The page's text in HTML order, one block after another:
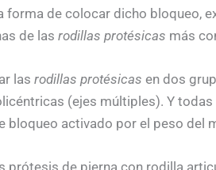
forma de colocar dicho bloqueo,
de las rodillas protésicas más
las rodillas protésicas en dos
(ejes múltiples). Y
bloqueo activado por el peso del
prótesis de pierna con rodilla